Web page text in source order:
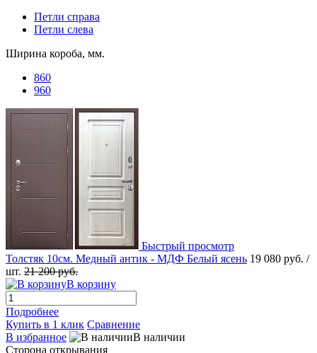
Петли справа
Петли слева
Ширина короба, мм.
860
960
Быстрый просмотр
Толстяк 10см. Медный антик - МДФ Белый ясень 19 080 руб. /
шт. 21 200 руб.
В корзину
Подробнее
Купить в 1 клик Сравнение
В избранное
В наличии
Сторона открывания